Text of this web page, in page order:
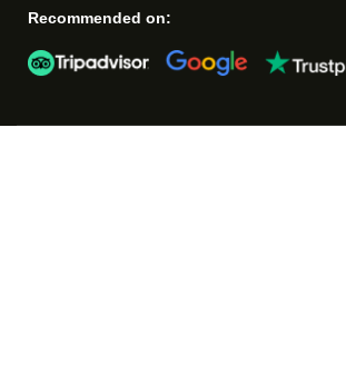
Recommended on: